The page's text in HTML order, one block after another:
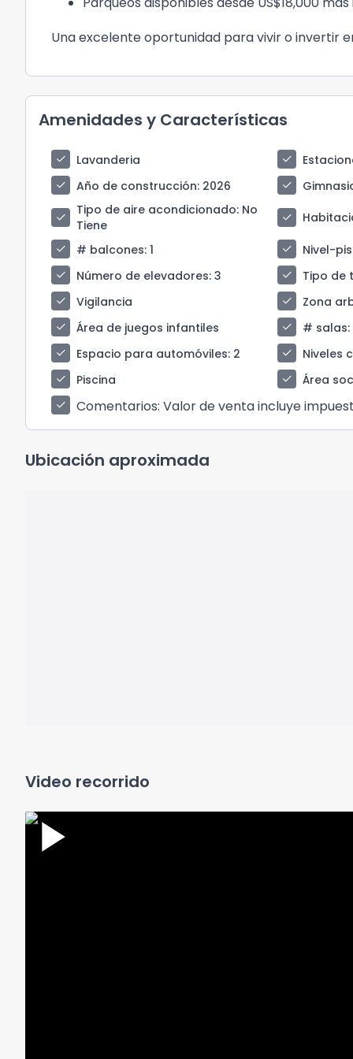
Una excelente oportunidad para vivir o invertir
Amenidades y Características
check Lavanderia check
check
Año de construcción: 2026 check
check
Tipo de aire acondicionado: No
Tiene
check
check
# balcones: 1 check
Nivel-
check
Número de elevadores: 3 check
Tipo de
check
Vigilancia check
Zona
check
Área de juegos infantiles check # salas:
check
Espacio para automóviles: 2 check
Niveles
check
Piscina check
Área
check
Comentarios: Valor de venta incluye
Ubicación aproximada
Video recorrido